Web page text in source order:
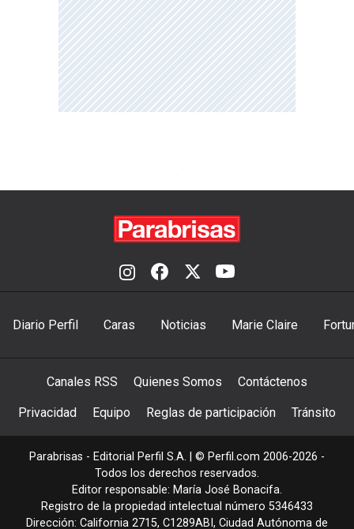
Diario Perfil Caras Noticias Marie Claire
Canales RSS Quienes Somos Contáctenos
Privacidad Equipo Reglas de participación Tránsito
Parabrisas - Editorial Perfil S.A. | © Perfil.com 2006-2026 -
Todos los derechos reservados.
Editor responsable: María José Bonacifa.
Registro de la propiedad intelectual número 5346433
Dirección: California 2715, C1289ABI , Ciudad Autónoma de